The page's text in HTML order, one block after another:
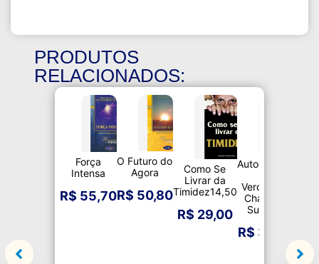
PRODUTOS
RELACIONADOS:
Força
Intensa
R$ 55,70
O Futuro do
Agora
R$ 50,80
Como Se
Livrar da
Timidez14,50
R$ 29,00
Autocontrole
Verdadeira
Chave do
Sucesso
R$ 34,00